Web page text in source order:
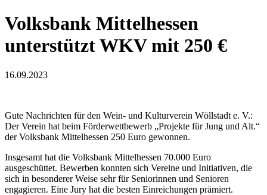
Volksbank Mittelhessen
unterstützt WKV mit 250 €
16.09.2023
Gute Nachrichten für den Wein- und Kulturverein Wöllstadt e. V.:
Der Verein hat beim Förderwettbewerb „Projekte für Jung und Alt.“
der Volksbank Mittelhessen 250 Euro gewonnen.
Insgesamt hat die Volksbank Mittelhessen 70.000 Euro
ausgeschüttet. Bewerben konnten sich Vereine und Initiativen, die
sich in besonderer Weise sehr für Seniorinnen und Senioren
engagieren. Eine Jury hat die besten Einreichungen prämiert.